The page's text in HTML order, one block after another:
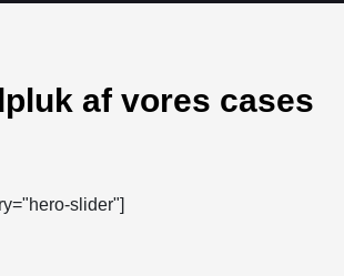
af vores cases
slider"]